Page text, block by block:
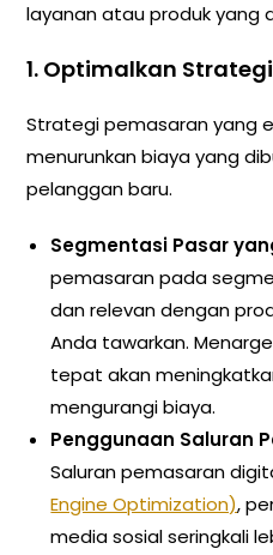
layanan atau produk yang
1. Optimalkan
Strategi pemasaran yang
menurunkan biaya yang
pelanggan baru.
Segmentasi Pasar
pemasaran pada
dan relevan dengan
Anda tawarkan.
tepat akan
mengurangi biaya.
Penggunaan Saluran
Saluran pemasaran
Engine Optimization),
media sosial seringkali